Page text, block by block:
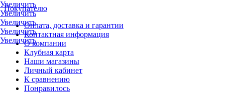
Покупателю
Оплата, доставка и гарантии
Контактная информация
О компании
Клубная карта
Наши магазины
Личный кабинет
К сравнению
Понравилось
Увеличить
Увеличить
Увеличить
Увеличить
Увеличить